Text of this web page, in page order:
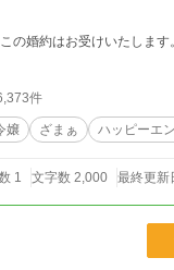
婚約はお受けいたします。
件
嬢 ざまぁ ハッピーエ
1 文字数 2,000 最終更新